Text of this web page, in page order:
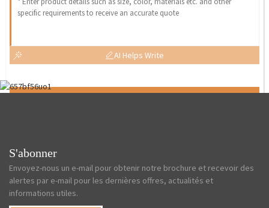
AI Helps Write
S'abonner
Envoyez-nous un e-mail pour obtenir notre brochure et recevoir des
alertes par e-mail pour les dernières offres, actualités et
informations utiles.